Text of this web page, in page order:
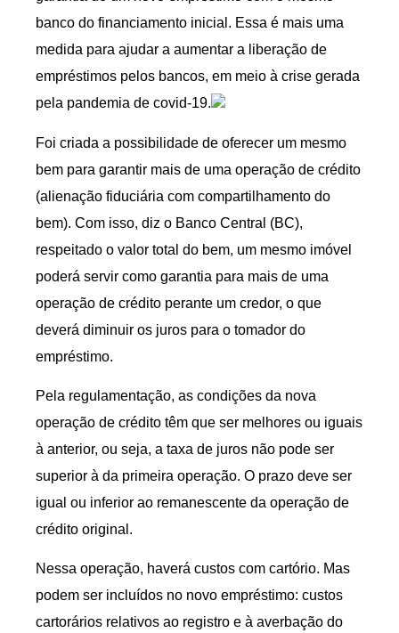
banco do financiamento inicial. Essa é mais uma
medida para ajudar a aumentar a liberação de
empréstimos pelos bancos, em meio à crise gerada
pela pandemia de covid-19.
Foi criada a possibilidade de oferecer um mesmo
bem para garantir mais de uma operação de crédito
(alienação fiduciária com compartilhamento do
bem). Com isso, diz o Banco Central (BC),
respeitado o valor total do bem, um mesmo imóvel
poderá servir como garantia para mais de uma
operação de crédito perante um credor, o que
deverá diminuir os juros para o tomador do
empréstimo.
Pela regulamentação, as condições da nova
operação de crédito têm que ser melhores ou iguais
à anterior, ou seja, a taxa de juros não pode ser
superior à da primeira operação. O prazo deve ser
igual ou inferior ao remanescente da operação de
crédito original.
Nessa operação, haverá custos com cartório. Mas
podem ser incluídos no novo empréstimo: custos
cartorários relativos ao registro e à averbação do